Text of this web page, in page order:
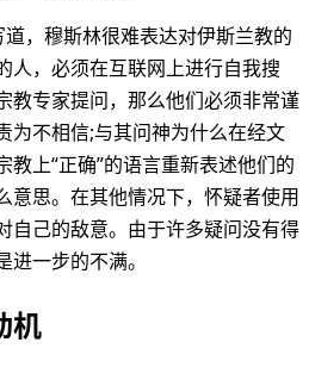
，穆斯林很难表达对伊斯兰教的
人，必须在互联网上进行自我搜
教专家提问，那么他们必须非常谨
为不相信;与其问神为什么在经文
教上“正确”的语言重新表述他们的
意思。在其他情况下，怀疑者使用
自己的敌意。由于许多疑问没有得
一步的不满。
机